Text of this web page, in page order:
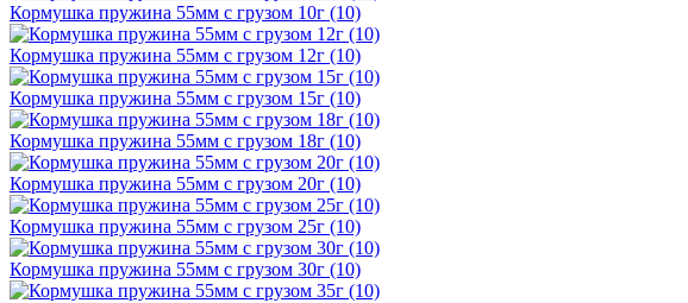
Кормушка пружина 55мм с грузом 10г (10)
Кормушка пружина 55мм с грузом 12г (10)
Кормушка пружина 55мм с грузом 15г (10)
Кормушка пружина 55мм с грузом 18г (10)
Кормушка пружина 55мм с грузом 20г (10)
Кормушка пружина 55мм с грузом 25г (10)
Кормушка пружина 55мм с грузом 30г (10)